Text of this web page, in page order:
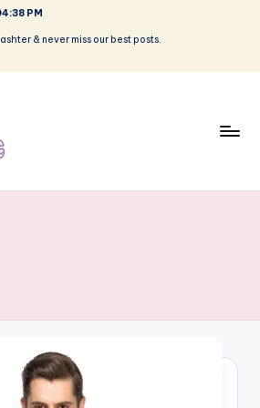
PM
& never miss our best posts.